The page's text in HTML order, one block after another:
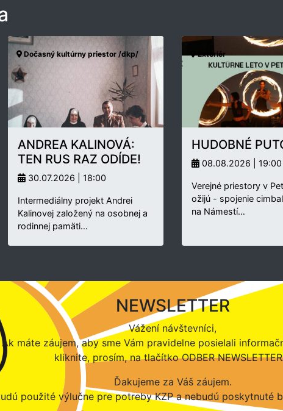
Dočasný kultúrny priestor /dkp/
ANDREA KALINOVÁ:
TEN RUS RAZ ODÍDE!
30.07.2026 | 18:00
Intermediálny projekt Andrei
Kalinovej založený na osobnej a
rodinnej pamäti…
Exteriér
HUDOBNÉ
08.08.2026 | 19:00
Verejné priestory v
ožijú - spojenie
na Námestí…
NEWSLETTER
Vážení návštevníci,
Ak máte záujem, aby sme Vám pravidelne posielali
kliknite, prosím, na tlačítko ODBER
Ďakujeme za Váš záujem.
použité výlučne pre potreby KZP a nebudú poskytnuté